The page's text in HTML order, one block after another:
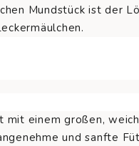
Mundstück ist der
mit einem großen,
und sanfte